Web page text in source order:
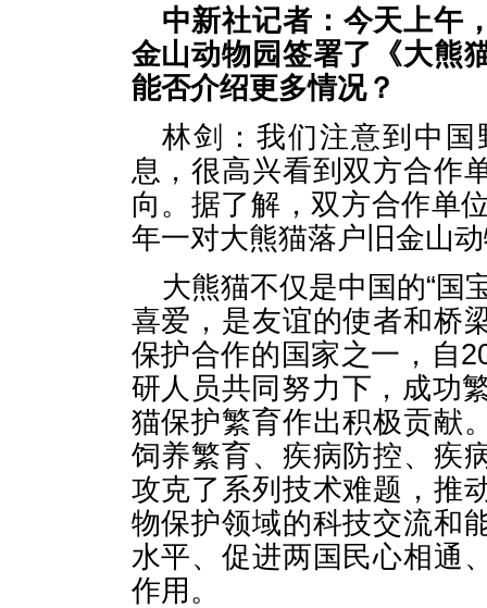
中新社记者：今天上午
金山动物园签署了《大熊
能否介绍更多情况？
林剑：我们注意到中
息，很高兴看到双方合作
向。据了解，双方合作单
年一对大熊猫落户旧金山
大熊猫不仅是中国的“国
喜爱，是友谊的使者和桥
保护合作的国家之一，自
研人员共同努力下，成功
猫保护繁育作出积极贡献
饲养繁育、疾病防控、疾
攻克了系列技术难题，推
物保护领域的科技交流和
水平、促进两国民心相通
作用。